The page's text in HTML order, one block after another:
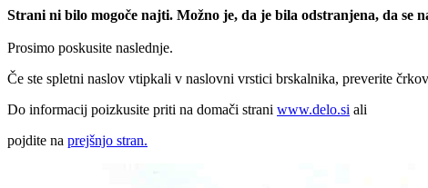
Strani ni bilo mogoče najti. Možno je, da je bila odstranjena, da se
Prosimo poskusite naslednje.
Če ste spletni naslov vtipkali v naslovni vrstici brskalnika, preverite
Do informacij poizkusite priti na domači strani www.delo.si ali
pojdite na prejšnjo stran.